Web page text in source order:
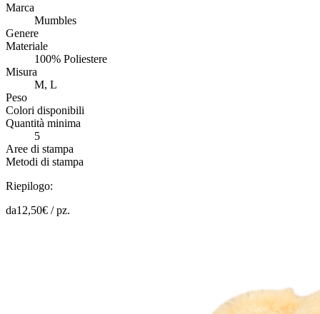
Marca
Mumbles
Genere
Materiale
100% Poliestere
Misura
M, L
Peso
Colori disponibili
Quantità minima
5
Aree di stampa
Metodi di stampa
Riepilogo:
da12,50€ /pz.